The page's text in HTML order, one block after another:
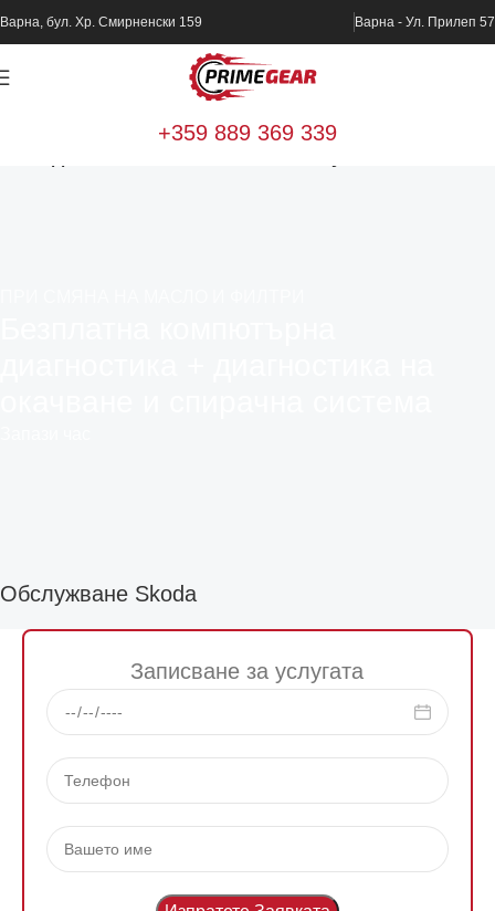
Варна, бул. Хр. Смирненски 159 Варна - Ул. Прилеп 57
+359 889 369 339
Обслужване Skoda
Записване за услугата